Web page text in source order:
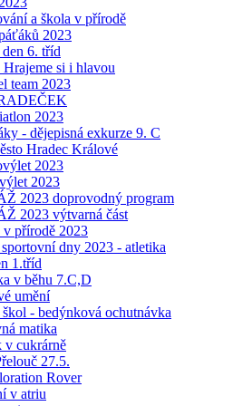
a škola v přírodě
2023
6. tříd
si i hlavou
team 2023
2023
- dějepisná exkurze 9. C
Hradec Králové
2023
2023
2023 doprovodný program
2023 výtvarná část
přírodě 2023
dny 2023 - atletika
1.tříd
v běhu 7.C,D
umění
- bedýnková ochutnávka
matika
v cukrárně
27.5.
Rover
v atriu